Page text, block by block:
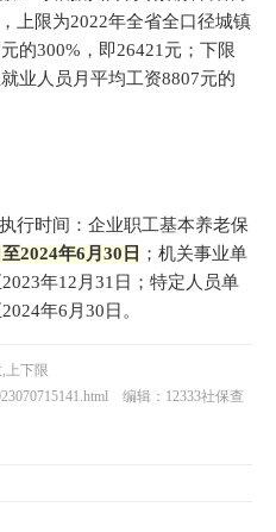
上限为2022年全省全口径城镇
的300%，即26421元；下限
业人员月平均工资8807元的
行时间：企业职工基本养老保
2024年6月30日 ；机关事业单
年12月31日；特定人员单
年6月30日。
上下限
编辑：12333社保查